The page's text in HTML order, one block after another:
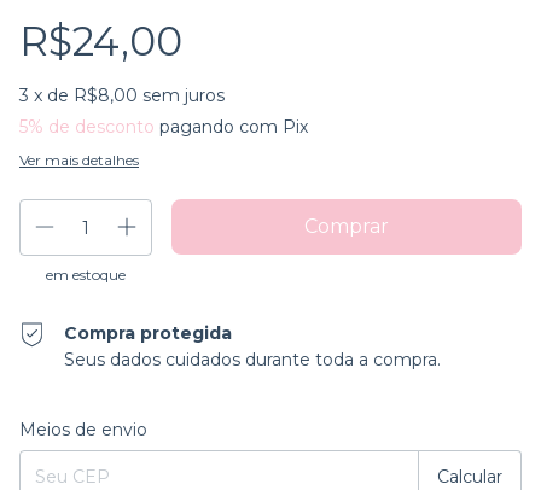
R$24,00
3 x de R$8,00 sem juros
5% de desconto pagando com Pix
Ver mais detalhes
em estoque
Compra protegida
Seus dados cuidados durante toda a compra.
Entregas para o CEP:
Meios de envio
Calcular